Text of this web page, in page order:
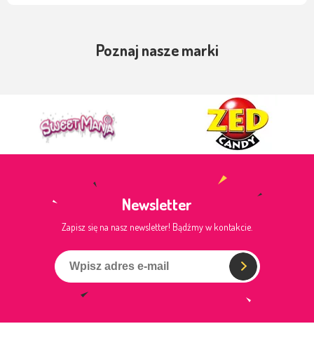
Poznaj nasze marki
Newsletter
Zapisz się na nasz newsletter! Bądźmy w kontakcie.